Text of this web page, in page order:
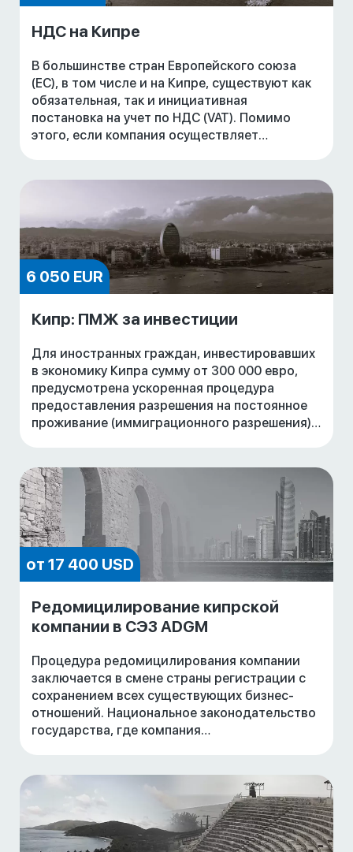
НДС на Кипре
В большинстве стран Европейского союза
(ЕС), в том числе и на Кипре, существуют как
обязательная, так и инициативная
постановка на учет по НДС (VAT). Помимо
этого, если компания осуществляет
6 050 EUR
Кипр: ПМЖ за инвестиции
Для иностранных граждан, инвестировавших
в экономику Кипра сумму от 300 000 евро,
предусмотрена ускоренная процедура
предоставления разрешения на постоянное
проживание (иммиграционного разрешения)
от 17 400 USD
Редомицилирование кипрской
компании в СЭЗ ADGM
Процедура редомицилирования компании
заключается в смене страны регистрации с
сохранением всех существующих бизнес-
отношений. Национальное законодательство
государства, где компания